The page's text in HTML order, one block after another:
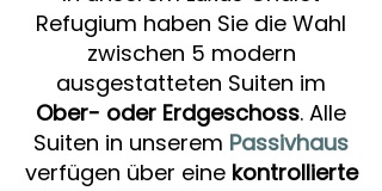
Refugium haben Sie die Wahl
zwischen 5 modern
ausgestatteten Suiten im
Ober- oder Erdgeschoss. Alle
Suiten in unserem Passivhaus
verfügen über eine kontrollierte